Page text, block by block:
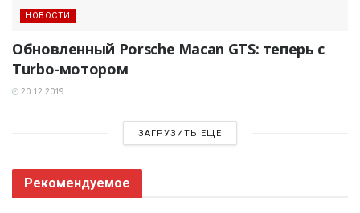
НОВОСТИ
Обновленный Porsche Macan GTS: теперь с
Turbo-мотором
20.12.2019
ЗАГРУЗИТЬ ЕЩЕ
Рекомендуемое